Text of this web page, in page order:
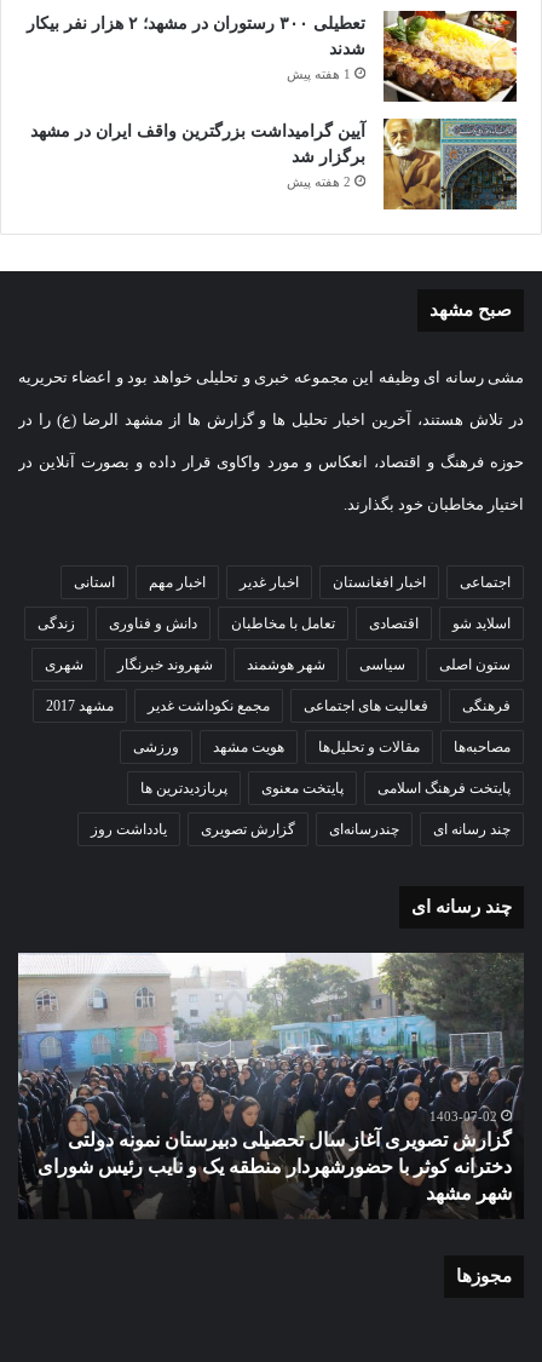
تعطیلی ۳۰۰ رستوران در مشهد؛ ۲ هزار نفر بیکار
شدند
1 هفته پیش
آیین گرامیداشت بزرگترین واقف ایران در مشهد
برگزار شد
2 هفته پیش
صبح مشهد
مشی رسانه ای وظیفه این مجموعه خبری و تحلیلی خواهد بود و اعضاء تحریریه
در تلاش هستند، آخرین اخبار تحلیل ها و گزارش ها از مشهد الرضا (ع) را در
حوزه فرهنگ و اقتصاد، انعکاس و مورد واکاوی قرار داده و بصورت آنلاین در
اختیار مخاطبان خود بگذارند.
اجتماعی اخبار افغانستان اخبار غدیر اخبار مهم استانی
اسلاید شو اقتصادی تعامل با مخاطبان دانش و فناوری زندگی
ستون اصلی سیاسی شهر هوشمند شهروند خبرنگار شهری
فرهنگی فعالیت های اجتماعی مجمع نکوداشت غدیر مشهد 2017
مصاحبه‌ها مقالات و تحلیل‌ها هویت مشهد ورزشی
پایتخت فرهنگ اسلامی پایتخت معنوی پربازدیدترین ها
چند رسانه ای چندرسانه‌ای گزارش تصویری یادداشت روز
چند رسانه ای
گزارش
تصویری
آغاز
سال
تحصیلی
دبیرستان
نمونه
دولتی
دخترانه
کوثر
با
1403-07-02
گزارش تصویری آغاز سال تحصیلی دبیرستان نمونه دولتی
دخترانه کوثر با حضورشهردار منطقه یک و نایب رئیس شورای
شهر مشهد
مجوزها